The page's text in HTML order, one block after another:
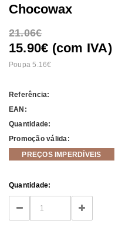
Chocowax
21.06
15.90€ (com IVA)
Poupa 5.16
Referência:
EAN:
Quantidade:
Promoção válida:
PREÇOS IMPERDÍVEIS
Current
Stock:
Quantidade:
DECREASE
QUANTITY:
INCREASE
QUANTITY: